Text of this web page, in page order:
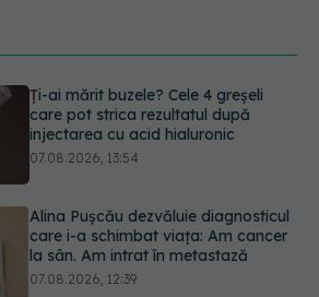
Alina Pușcău dezvăluie diagnosticul
care i-a schimbat viața: Am cancer
la sân. Am intrat în metastază
Greșeala care îți crește tensiunea
arterială. Nu este doar sarea din
solniță